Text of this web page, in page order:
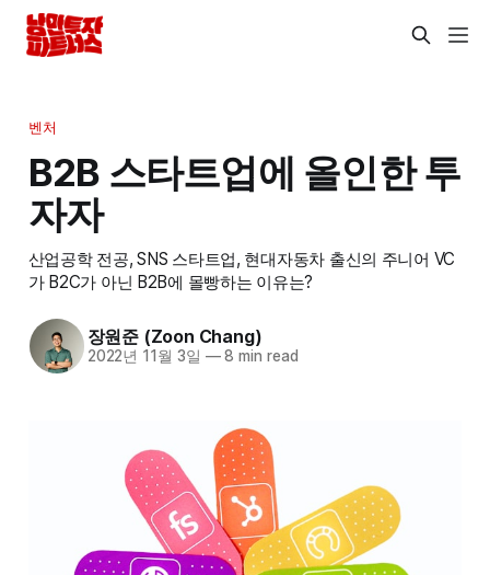
벤처
B2B 스타트업에 올인한 투
자자
산업공학 전공, SNS 스타트업, 현대자동차 출신의 주니어 VC
가 B2C가 아닌 B2B에 몰빵하는 이유는?
장원준 (Zoon Chang)
2022년 11월 3일 —8 min read